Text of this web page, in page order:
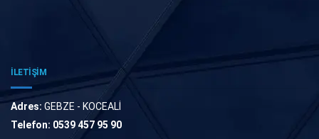
İLETİŞİM
Adres: GEBZE - KOCEALİ
Telefon: 0539 457 95 90